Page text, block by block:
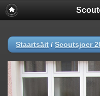
Staartsäit / Scoutsjoer